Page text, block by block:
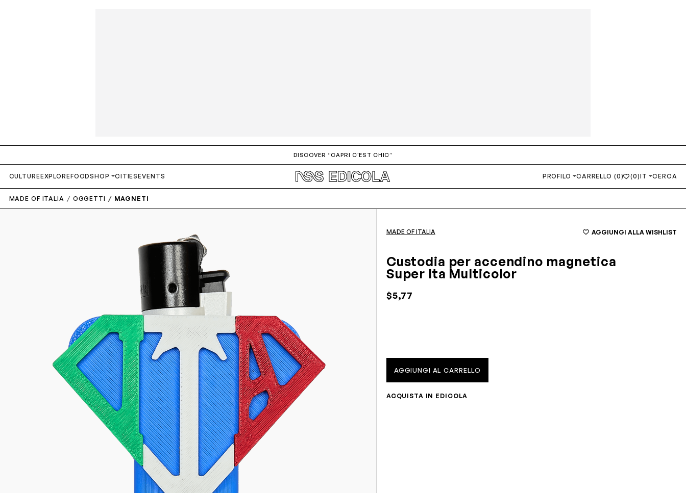
DISCOVER “CAPRI C'EST CHIC”
CULTUREEXPLOREFOODSHOP CITIESEVENTS PROFILO CARRELLO (0) (0)IT CERCA
MADE OF ITALIA OGGETTI MAGNETI
MADE OF ITALIA AGGIUNGI ALLA WISHLIST
Custodia per accendino magnetica
Super Ita Multicolor
$5,77
AGGIUNGI AL CARRELLO
ACQUISTA IN EDICOLA